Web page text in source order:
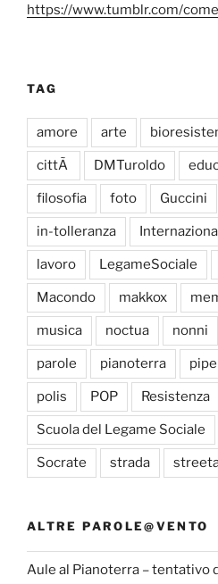
https://www.tumblr.com/
TAG
amore arte
cittÃ DMTuroldo
filosofia foto Guccini
in-tolleranza
lavoro LegameSociale
Macondo makkox
musica noctua nonni
parole pianoterra pipe
polis POP Resistenza
Scuola del Legame Sociale
Socrate strada
ALTRE PAROLE@VENTO
Aule al Pianoterra – tentativo